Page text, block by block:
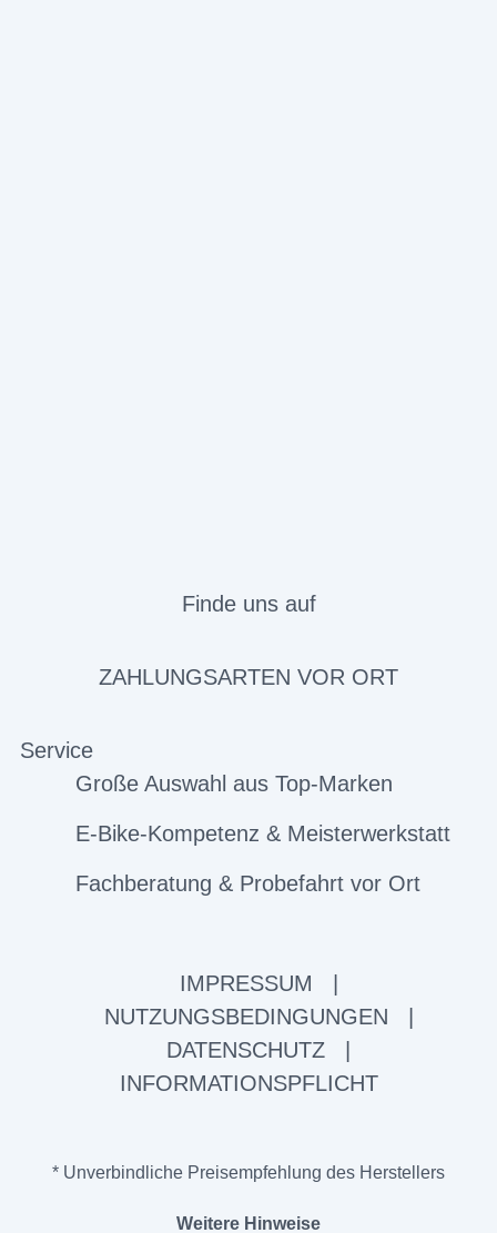
Finde uns auf
ZAHLUNGSARTEN VOR ORT
Service
Große Auswahl aus Top-Marken
E-Bike-Kompetenz & Meisterwerkstatt
Fachberatung & Probefahrt vor Ort
IMPRESSUM
NUTZUNGSBEDINGUNGEN
DATENSCHUTZ
INFORMATIONSPFLICHT
* Unverbindliche Preisempfehlung des Herstellers
Weitere Hinweise